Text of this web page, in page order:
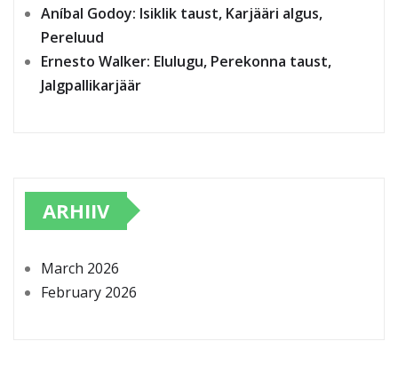
Aníbal Godoy: Isiklik taust, Karjääri algus,
Pereluud
Ernesto Walker: Elulugu, Perekonna taust,
Jalgpallikarjäär
ARHIIV
March 2026
February 2026